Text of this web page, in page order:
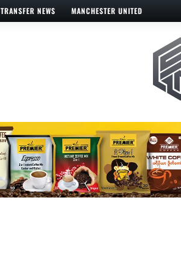
TRANSFER NEWS MANCHESTER UNITED